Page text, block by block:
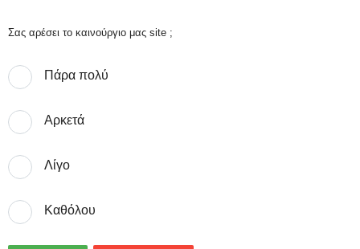
Σας αρέσει το καινούργιο μας site ;
Πάρα πολύ
Αρκετά
Λίγο
Καθόλου